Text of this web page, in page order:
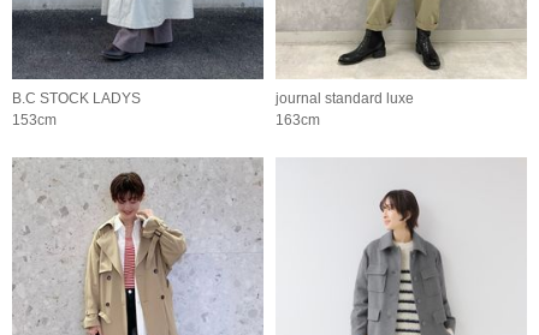
B.C STOCK LADYS
153cm
journal standard luxe
163cm